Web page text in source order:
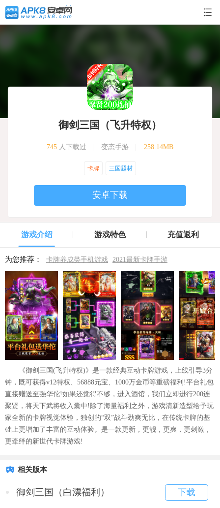
御剑三国（飞升特权）
745 人下载过 变态手游 258.14MB
卡牌 三国题材
安卓下载
游戏介绍 游戏特色 充值返利
为您推荐： 卡牌养成类手机游戏 2021最新卡牌手游
《御剑三国(飞升特权)》是一款经典互动卡牌游戏，上线引导3分
钟，既可获得v12特权、56888元宝、1000万金币等重磅福利!平台礼包
直接赠送至强华佗!如果还觉得不够，进入酒馆，我们立即进行200连
聚贤，将天下武将收入囊中!除了海量福利之外，游戏清新造型给予玩
家全新的卡牌视觉体验，独创的“双”战斗劲爽无比，在传统卡牌的基
础上更增加了丰富的互动体验。是一款更新，更靓，更爽，更刺激，
更牵绊的新世代卡牌游戏!
相关版本
御剑三国（白漂福利） 下载